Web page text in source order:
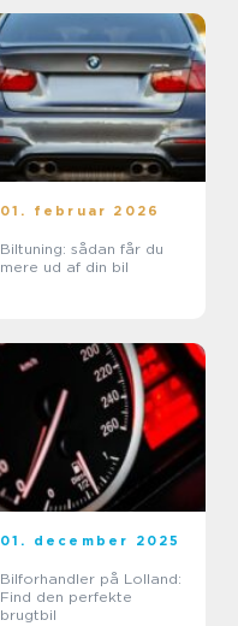
01. februar 2026
Biltuning: sådan får du
mere ud af din bil
01. december 2025
Bilforhandler på Lolland:
Find den perfekte
brugtbil